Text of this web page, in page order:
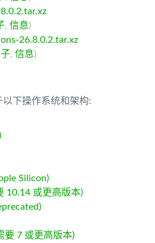
, 信息)
26.8.0.2.tar.xz
, 信息)
以下操作系统和架构:
Silicon)
10.14 或更高版本)
要 7 或更高版本)